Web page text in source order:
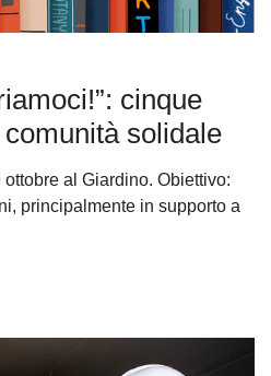
cinque
solidale
al Giardino. Obiettivo:
principalmente in supporto a